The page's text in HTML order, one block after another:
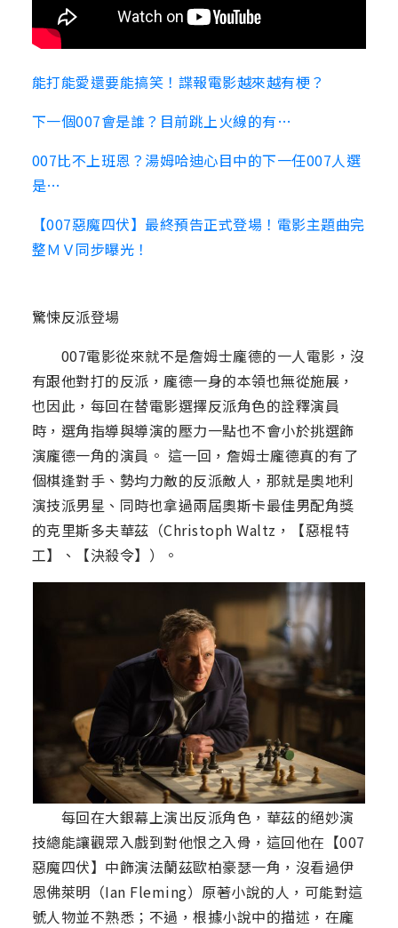
能打能愛還要能搞笑！諜報電影越來越有梗？
下一個007會是誰？目前跳上火線的有…
007比不上班恩？湯姆哈迪心目中的下一任007人選
是…
【007惡魔四伏】最終預告正式登場！電影主題曲完
整ＭＶ同步曝光！
驚悚反派登場
007電影從來就不是詹姆士龐德的一人電影，沒
有跟他對打的反派，龐德一身的本領也無從施展，
也因此，每回在替電影選擇反派角色的詮釋演員
時，選角指導與導演的壓力一點也不會小於挑選飾
演龐德一角的演員。 這一回，詹姆士龐德真的有了
個棋逢對手、勢均力敵的反派敵人，那就是奧地利
演技派男星、同時也拿過兩屆奧斯卡最佳男配角獎
的克里斯多夫華茲（Christoph Waltz，【惡棍特
工】、【決殺令】）。
每回在大銀幕上演出反派角色，華茲的絕妙演
技總能讓觀眾入戲到對他恨之入骨，這回他在【007
惡魔四伏】中飾演法蘭茲歐柏豪瑟一角，沒看過伊
恩佛萊明（Ian Fleming）原著小說的人，可能對這
號人物並不熟悉；不過，根據小說中的描述，在龐